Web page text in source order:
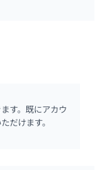
す。既にアカウ
だけます。